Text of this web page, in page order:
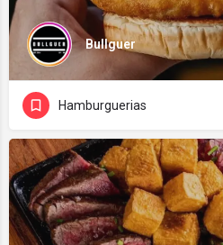
Bullguer
Hamburguerias